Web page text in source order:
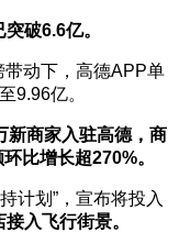
破6.6亿。
动下，高德APP单
9.96亿。
新商家入驻高德，商
比增长超270%。
计划”，宣布将投入
入飞行街景。